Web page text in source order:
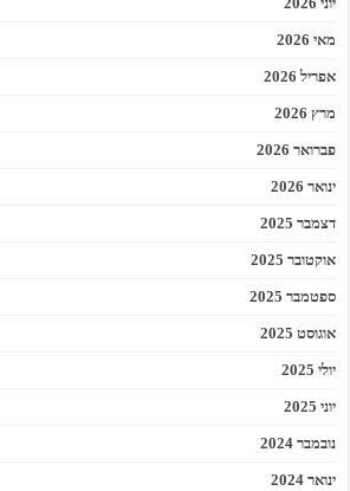
מאי 2026
אפריל 2026
מרץ 2026
פברואר 2026
ינואר 2026
דצמבר 2025
אוקטובר 2025
ספטמבר 2025
אוגוסט 2025
יולי 2025
יוני 2025
נובמבר 2024
ינואר 2024